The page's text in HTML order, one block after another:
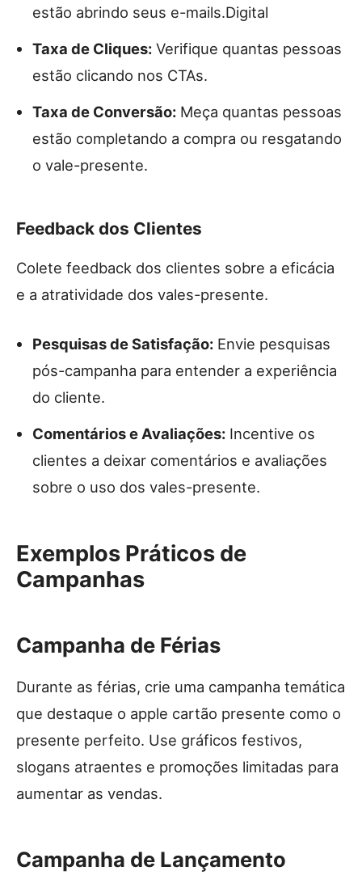
estão abrindo seus e-mails.Digital
Taxa de Cliques: Verifique quantas pessoas
estão clicando nos CTAs.
Taxa de Conversão: Meça quantas pessoas
estão completando a compra ou resgatando
o vale-presente.
Feedback dos Clientes
Colete feedback dos clientes sobre a eficácia
e a atratividade dos vales-presente.
Pesquisas de Satisfação: Envie pesquisas
pós-campanha para entender a experiência
do cliente.
Comentários e Avaliações: Incentive os
clientes a deixar comentários e avaliações
sobre o uso dos vales-presente.
Exemplos Práticos de
Campanhas
Campanha de Férias
Durante as férias, crie uma campanha temática
que destaque o apple cartão presente como o
presente perfeito. Use gráficos festivos,
slogans atraentes e promoções limitadas para
aumentar as vendas.
Campanha de Lançamento